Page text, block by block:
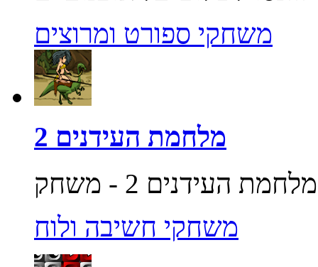
משחקי ספורט ומרוצים
מלחמת העידנים 2
משחקי חשיבה ולוח